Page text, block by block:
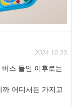
2024.10.23
스 들인 이후로는
어디서든 가지고